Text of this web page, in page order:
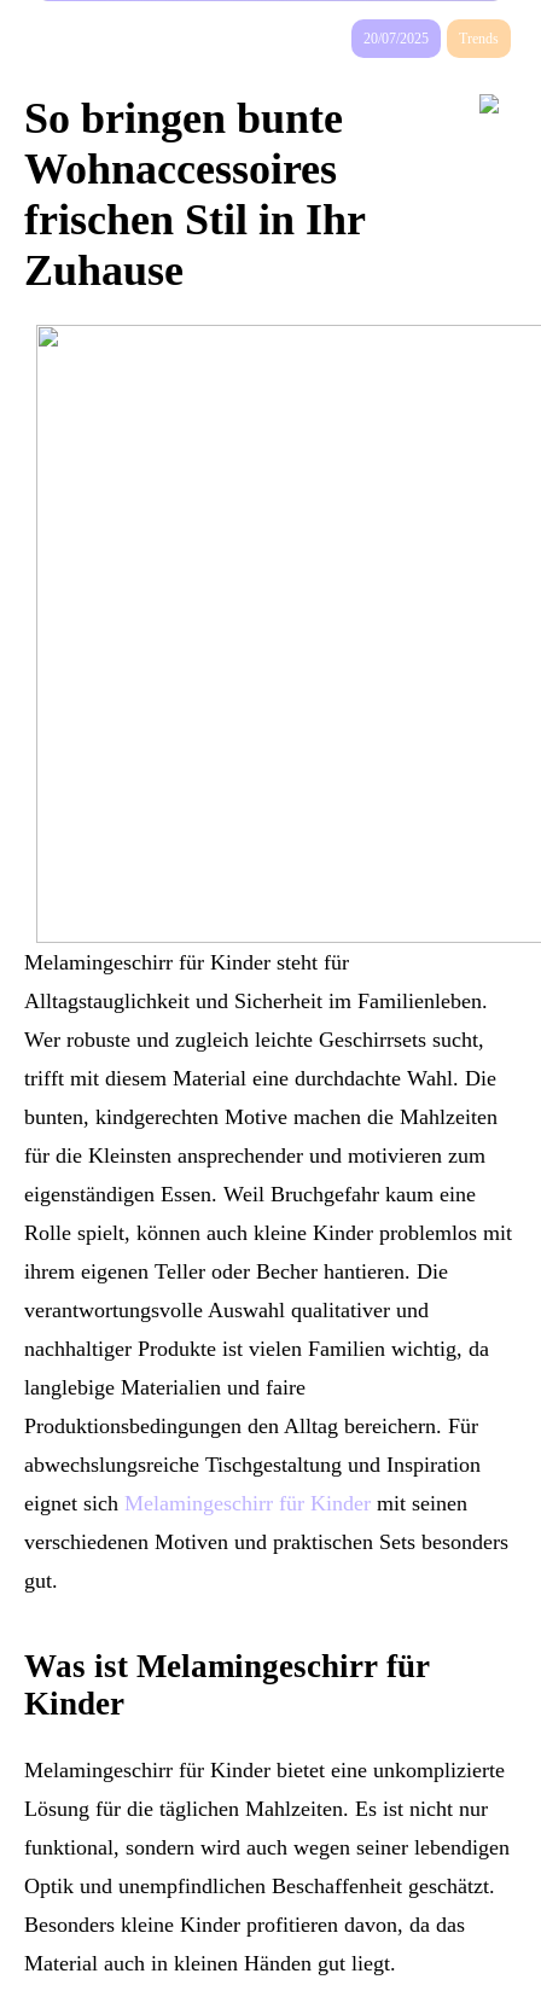
20/07/2025 Trends
So bringen bunte
Wohnaccessoires
frischen Stil in Ihr
Zuhause
Melamingeschirr für Kinder steht für
Alltagstauglichkeit und Sicherheit im Familienleben.
Wer robuste und zugleich leichte Geschirrsets sucht,
trifft mit diesem Material eine durchdachte Wahl. Die
bunten, kindgerechten Motive machen die Mahlzeiten
für die Kleinsten ansprechender und motivieren zum
eigenständigen Essen. Weil Bruchgefahr kaum eine
Rolle spielt, können auch kleine Kinder problemlos mit
ihrem eigenen Teller oder Becher hantieren. Die
verantwortungsvolle Auswahl qualitativer und
nachhaltiger Produkte ist vielen Familien wichtig, da
langlebige Materialien und faire
Produktionsbedingungen den Alltag bereichern. Für
abwechslungsreiche Tischgestaltung und Inspiration
eignet sich Melamingeschirr für Kinder mit seinen
verschiedenen Motiven und praktischen Sets besonders
gut.
Was ist Melamingeschirr für
Kinder
Melamingeschirr für Kinder bietet eine unkomplizierte
Lösung für die täglichen Mahlzeiten. Es ist nicht nur
funktional, sondern wird auch wegen seiner lebendigen
Optik und unempfindlichen Beschaffenheit geschätzt.
Besonders kleine Kinder profitieren davon, da das
Material auch in kleinen Händen gut liegt.